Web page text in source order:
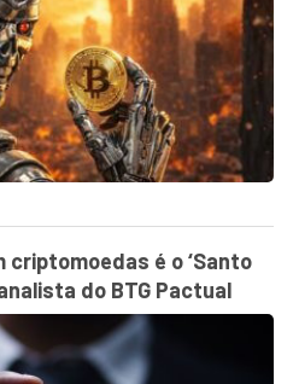
é o ‘Santo
do BTG Pactual